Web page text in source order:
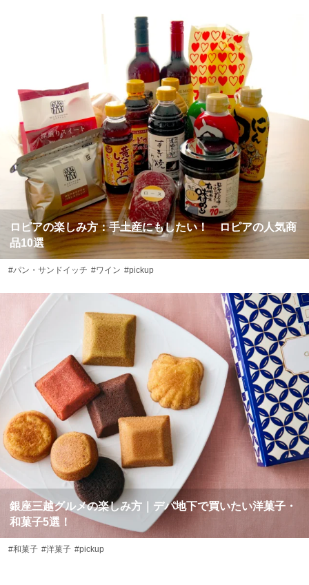
ロピアの楽しみ方：手土産にもしたい！ ロピアの人気商
品10選
#パン・サンドイッチ #ワイン #pickup
銀座三越グルメの楽しみ方｜デパ地下で買いたい洋菓子・
和菓子5選！
#和菓子 #洋菓子 #pickup